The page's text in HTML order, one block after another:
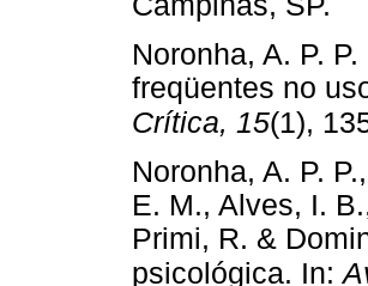
Noronha, A. P.
freqüentes no
Crítica, 15(1),
Noronha, A. P.
E. M., Alves, I.
Primi, R. &
psicológica. In: